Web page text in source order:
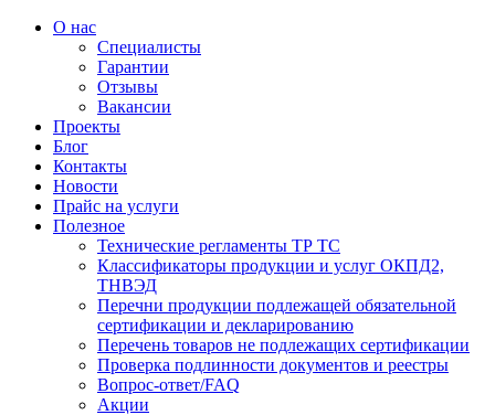
О нас
Специалисты
Гарантии
Отзывы
Вакансии
Проекты
Блог
Контакты
Новости
Прайс на услуги
Полезное
Технические регламенты ТР ТС
Классификаторы продукции и услуг ОКПД2,
ТНВЭД
Перечни продукции подлежащей обязательной
сертификации и декларированию
Перечень товаров не подлежащих сертификации
Проверка подлинности документов и реестры
Вопрос-ответ/FAQ
Акции